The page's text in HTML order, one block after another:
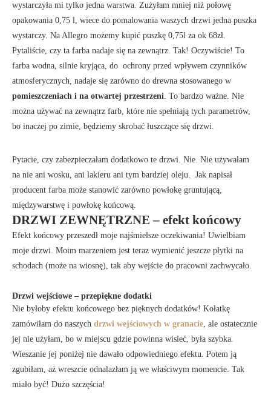
wystarczyła mi tylko jedna warstwa. Zużyłam mniej niż połowę
opakowania 0,75 l, wiece do pomalowania waszych drzwi jedna puszka
wystarczy. Na Allegro możemy kupić puszkę 0,75l za ok 68zł.
Pytaliście, czy ta farba nadaje się na zewnątrz. Tak! Oczywiście! To
farba wodna, silnie kryjąca, do ochrony przed wpływem czynników
atmosferycznych, nadaje się zarówno do drewna stosowanego w
pomieszczeniach i na otwartej przestrzeni. To bardzo ważne. Nie
można używać na zewnątrz farb, które nie spełniają tych parametrów,
bo inaczej po zimie, będziemy skrobać łuszczące się drzwi.
Pytacie, czy zabezpieczałam dodatkowo te drzwi. Nie. Nie używałam
na nie ani wosku, ani lakieru ani tym bardziej oleju. Jak napisał
producent farba może stanowić zarówno powłokę gruntującą,
międzywarstwę i powłokę końcową.
DRZWI ZEWNĘTRZNE – efekt końcowy
Efekt końcowy przeszedł moje najśmielsze oczekiwania! Uwielbiam
moje drzwi. Moim marzeniem jest teraz wymienić jeszcze płytki na
schodach (może na wiosnę), tak aby wejście do pracowni zachwycało.
Drzwi wejściowe – przepiękne dodatki
Nie byłoby efektu końcowego bez pięknych dodatków! Kołatkę
zamówiłam do naszych drzwi wejściowych w granacie, ale ostatecznie
jej nie użyłam, bo w miejscu gdzie powinna wisieć, była szybka.
Wieszanie jej poniżej nie dawało odpowiedniego efektu. Potem ją
zgubiłam, aż wreszcie odnalazłam ją we właściwym momencie. Tak
miało być! Dużo szczęścia!